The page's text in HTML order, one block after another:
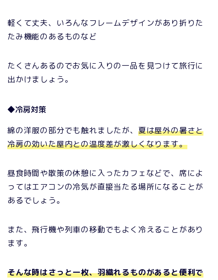
軽くて丈夫、いろんなフレームデザインがあり折りた
たみ機能のあるものなど
たくさんあるのでお気に入りの一品を見つけて旅行に
出かけましょう。
◆冷房対策
綿の洋服の部分でも触れましたが、 夏は屋外の暑さと
冷房の効いた屋内との温度差が激しくなります。
昼食時間や散策の休憩に入ったカフェなどで、席によ
ってはエアコンの冷気が直接当たる場所になることが
あるでしょう。
また、飛行機や列車の移動でもよく冷えることがあり
ます。
そんな時はさっと一枚、羽織れるものがあると便利で